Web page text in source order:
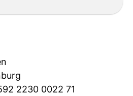
2230 0022 71